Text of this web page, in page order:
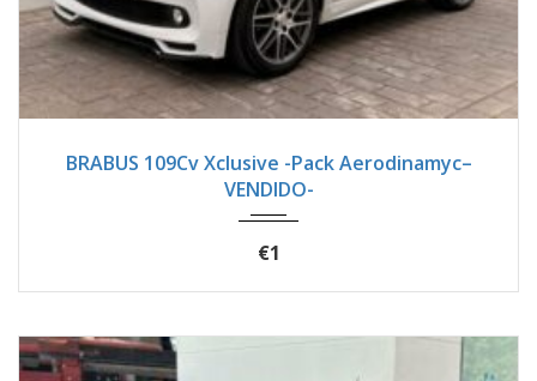
BRABUS 109Cv Xclusive -Pack Aerodinamyc–
VENDIDO-
€1